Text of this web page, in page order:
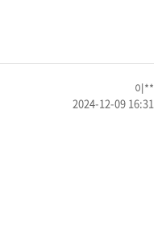
이**
2024-12-09 16:31